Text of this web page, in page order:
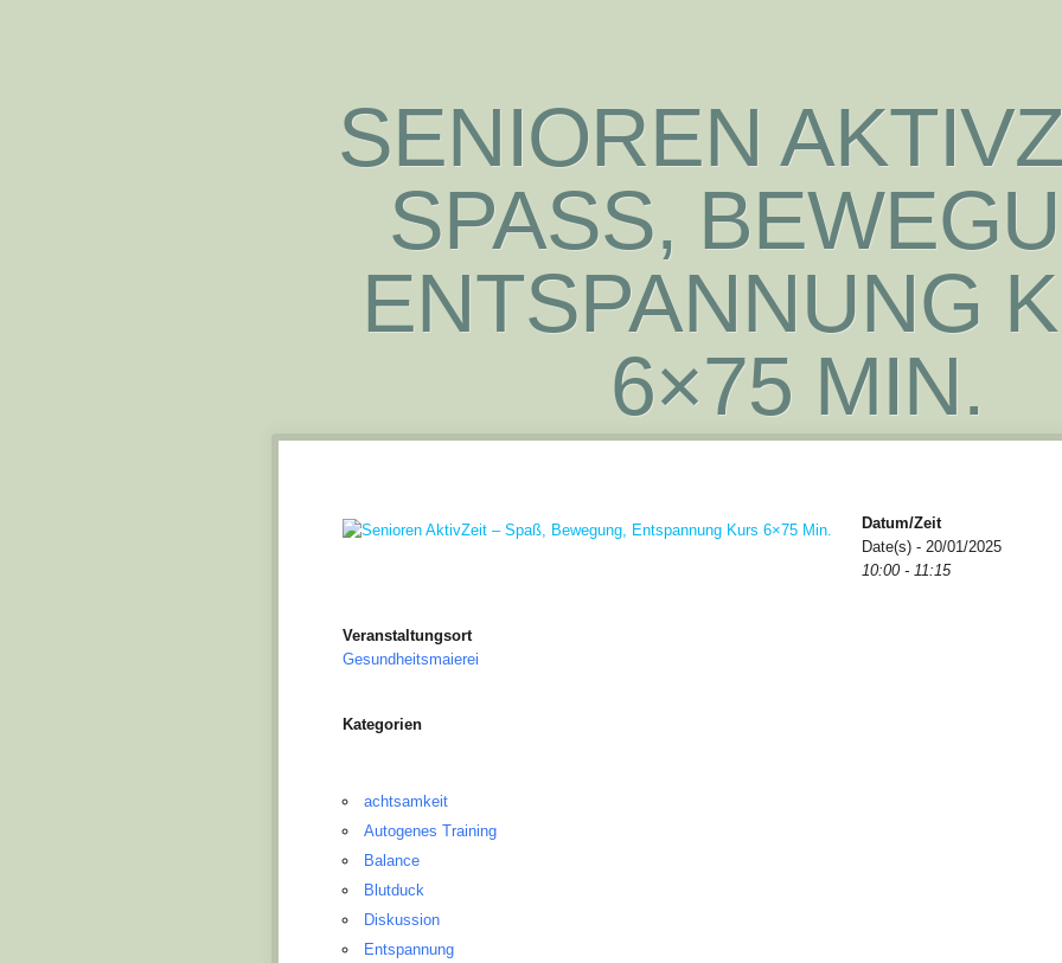
SENIOREN
SPASS,
NTSPANNUNG
×75 MIN.
Datum/Zeit
Date(s) - 20/01/2025
10:00 - 11:15
Veranstaltungsort
Gesundheitsmaierei
Kategorien
achtsamkeit
Autogenes Training
Balance
Blutduck
Diskussion
Entspannung